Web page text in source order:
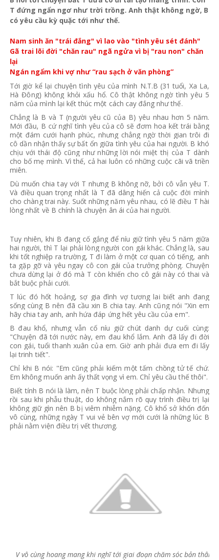
T đứng ngẩn ngơ như trời trồng. Anh thật không ngờ, B
có yêu cầu kỳ quặc tới như thế.
Nam sinh ăn "trái đắng" vì lao vào "tình yêu sét đánh"
Gã trai lõi đời "chăn rau" ngã ngửa vì bị "rau non" chăn
lại
Ngán ngẩm khi vợ như “rau sạch ở văn phòng”
Tới giờ kể lại chuyện tình yêu của mình N.T.B (31 tuổi, Xa La,
Hà Đông) không khỏi xấu hổ. Cô thật không ngờ tình yêu 5
năm của mình lại kết thúc một cách cay đắng như thế.
Chẳng là B và T (người yêu cũ của B) yêu nhau hơn 5 năm.
Mới đầu, B cứ nghĩ tình yêu của cô sẽ đơm hoa kết trái bằng
một đám cưới hạnh phúc, nhưng chẳng ngờ thời gian trôi đi
cô dần nhận thấy sự bất ổn giữa tình yêu của hai người. B khó
chịu với thái độ cũng như những lời nói miệt thị của T dành
cho bố mẹ mình. Vì thế, cả hai luôn có những cuộc cãi vã triền
miên.
Dù muốn chia tay với T nhưng B không nỡ, bởi cô vẫn yêu T.
Và điều quan trọng nhất là T đã dâng hiến cả cuộc đời mình
cho chàng trai này. Suốt những năm yêu nhau, có lẽ điều T hài
lòng nhất về B chính là chuyện ân ái của hai người.
Tuy nhiên, khi B đang cố gắng để níu giữ tình yêu 5 năm giữa
hai người, thì T lại phải lòng người con gái khác. Chẳng là, sau
khi tốt nghiệp ra trường, T đi làm ở một cơ quan có tiếng, anh
ta gặp gỡ và yêu ngay cô con gái của trưởng phòng. Chuyện
chưa dừng lại ở đó mà T còn khiến cho cô gái này có thai và
bắt buộc phải cưới.
T lúc đó hốt hoảng, sợ gia đình vợ tương lai biết anh đang
sống cùng B nên đã cầu xin B chia tay. Anh cũng nói "Xin em
hãy chia tay anh, anh hứa đáp ứng hết yêu cầu của em".
B đau khổ, nhưng vẫn cố níu giữ chút danh dự cuối cùng:
"Chuyện đã tới nước này, em đau khổ lắm. Anh đã lấy đi đời
con gái, tuổi thanh xuân của em. Giờ anh phải đưa em đi lấy
lại trinh tiết".
Chỉ khi B nói: "Em cũng phải kiếm một tấm chồng tử tế chứ.
Em không muốn anh ấy thất vọng vì em. Chỉ yêu cầu thế thôi".
Biết tính B nói là làm, nên T buộc lòng phải chấp nhận. Nhưng
rồi sau khi phẫu thuật, do không nắm rõ quy trình điều trị lại
không giữ gìn nên B bị viêm nhiễm nặng. Cô khổ sở khốn đốn
vô cùng, những ngày T vui vẻ bên vợ mới cưới là những lúc B
phải nằm viện điều trị vết thương.
V vô cùng hoang mang khi nghĩ tới giai đoạn chăm sóc bản thân